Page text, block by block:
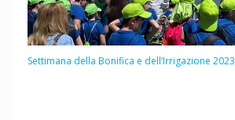
Settimana della Bonifica e dell’Irrigazione 2023